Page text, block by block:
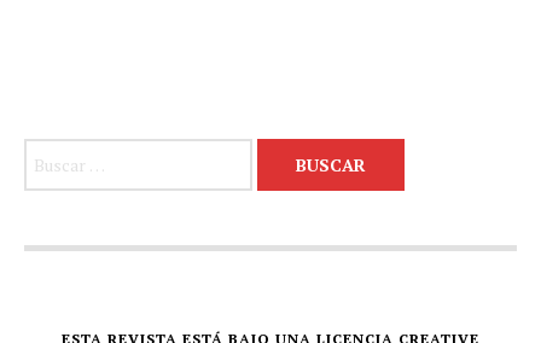
ESTA REVISTA ESTÁ BAJO UNA LICENCIA CREATIVE